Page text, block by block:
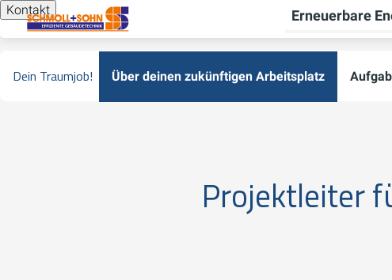
Kontakt Erneuerbare
Dein Traumjob! Über deinen zukünftigen Arbeitsplatz
Projektleiter